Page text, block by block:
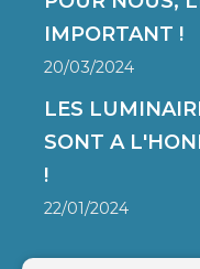
IMPORTANT !
20/03/2024
LES
SONT A
!
22/01/2024